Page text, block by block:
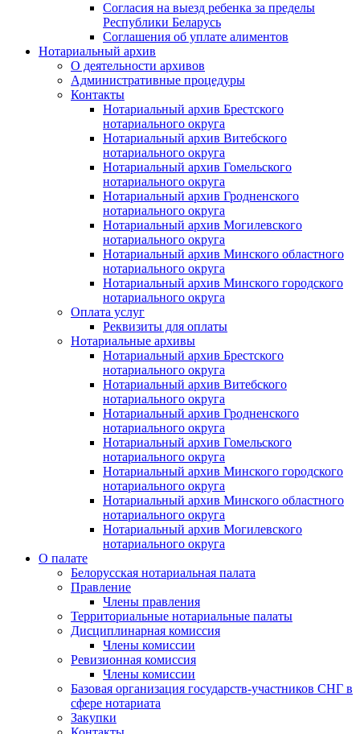
Согласия на выезд ребенка за пределы
Республики Беларусь
Соглашения об уплате алиментов
Нотариальный архив
О деятельности архивов
Административные процедуры
Контакты
Нотариальный архив Брестского
нотариального округа
Нотариальный архив Витебского
нотариального округа
Нотариальный архив Гомельского
нотариального округа
Нотариальный архив Гродненского
нотариального округа
Нотариальный архив Могилевского
нотариального округа
Нотариальный архив Минского областного
нотариального округа
Нотариальный архив Минского городского
нотариального округа
Оплата услуг
Реквизиты для оплаты
Нотариальные архивы
Нотариальный архив Брестского
нотариального округа
Нотариальный архив Витебского
нотариального округа
Нотариальный архив Гродненского
нотариального округа
Нотариальный архив Гомельского
нотариального округа
Нотариальный архив Минского городского
нотариального округа
Нотариальный архив Минского областного
нотариального округа
Нотариальный архив Могилевского
нотариального округа
О палате
Белорусская нотариальная палата
Правление
Члены правления
Территориальные нотариальные палаты
Дисциплинарная комиссия
Члены комиссии
Ревизионная комиссия
Члены комиссии
Базовая организация государств-участников СНГ в
сфере нотариата
Закупки